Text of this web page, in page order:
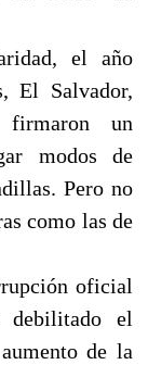
el año
El Salvador,
firmaron un
modos de
Pero no
como las de
oficial
el
de la